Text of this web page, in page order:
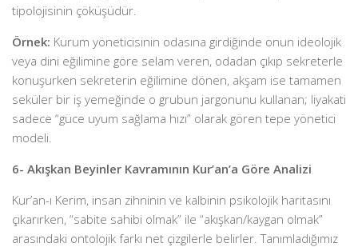
tipolojisinin çöküşüdür.
Örnek: Kurum yöneticisinin odasına girdiğinde onun ideolojik
veya dini eğilimine göre selam veren, odadan çıkıp sekreterle
konuşurken sekreterin eğilimine dönen, akşam ise tamamen
seküler bir iş yemeğinde o grubun jargonunu kullanan; liyakati
sadece “güce uyum sağlama hızı” olarak gören tepe yönetici
modeli.
6- Akışkan Beyinler Kavramının Kur’an’a Göre Analizi
Kur’an-ı Kerim, insan zihninin ve kalbinin psikolojik haritasını
çıkarırken, “sabite sahibi olmak” ile “akışkan/kaygan olmak”
arasındaki ontolojik farkı net çizgilerle belirler. Tanımladığımız